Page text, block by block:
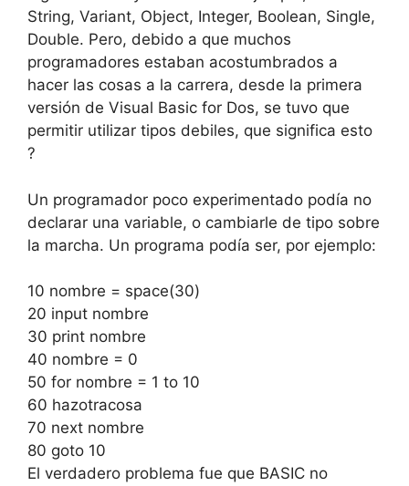
String, Variant, Object, Integer, Boolean, Single,
Double. Pero, debido a que muchos
programadores estaban acostumbrados a
hacer las cosas a la carrera, desde la primera
versión de Visual Basic for Dos, se tuvo que
permitir utilizar tipos debiles, que significa esto
?
Un programador poco experimentado podía no
declarar una variable, o cambiarle de tipo sobre
la marcha. Un programa podía ser, por ejemplo:
10 nombre = space(30)
20 input nombre
30 print nombre
40 nombre = 0
50 for nombre = 1 to 10
60 hazotracosa
70 next nombre
80 goto 10
El verdadero problema fue que BASIC no